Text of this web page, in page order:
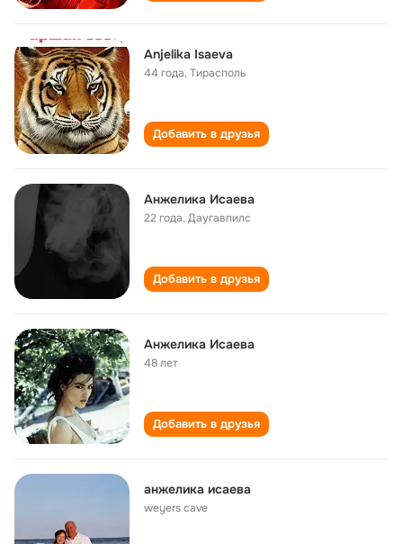
Anjelika Isaeva
44 года,Тирасполь
Добавить в друзья
Анжелика Исаева
22 года,Даугавпилс
Добавить в друзья
Анжелика Исаева
48 лет
Добавить в друзья
анжелика исаева
weyers cave